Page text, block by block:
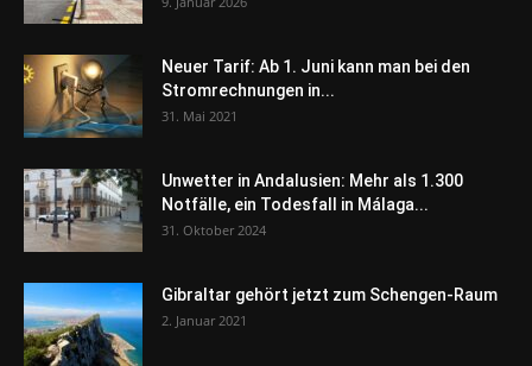
Neuer Tarif: Ab 1. Juni kann man bei den
Stromrechnungen in...
31. Mai 2021
Unwetter in Andalusien: Mehr als 1.300
Notfälle, ein Todesfall in Málaga...
31. Oktober 2024
Gibraltar gehört jetzt zum Schengen-Raum
2. Januar 2021